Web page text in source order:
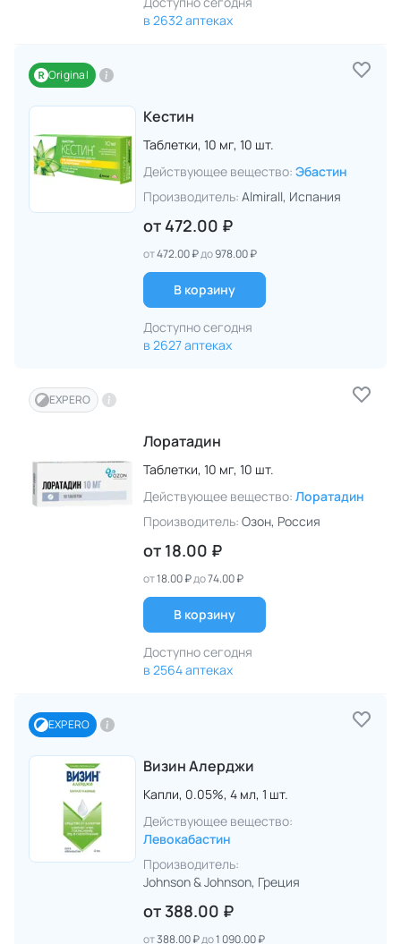
в 2632 аптеках
Original
Кестин
Таблетки, 10 мг, 10 шт.
Действующее вещество: Эбастин
Производитель: Almirall, Испания
от 472.00 ₽
от472.00 ₽до978.00 ₽
В корзину
Доступно сегодня
в 2627 аптеках
EXPERO
Лоратадин
Таблетки, 10 мг, 10 шт.
Действующее вещество: Лоратадин
Производитель: Озон, Россия
от 18.00 ₽
от18.00 ₽до74.00 ₽
В корзину
Доступно сегодня
в 2564 аптеках
EXPERO
Визин Алерджи
Капли, 0.05%, 4 мл, 1 шт.
Действующее вещество:
Левокабастин
Производитель:
Johnson & Johnson, Греция
от 388.00 ₽
от388.00 ₽до1 090.00 ₽